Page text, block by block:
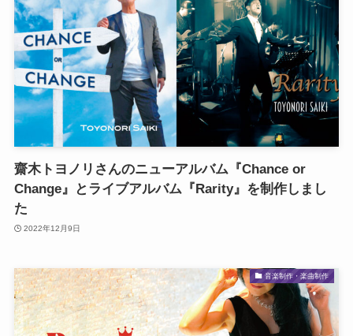
齋木トヨノリさんのニューアルバム『Chance or
Change』とライブアルバム『Rarity』を制作しまし
た
2022年12月9日
音楽制作・楽曲制作